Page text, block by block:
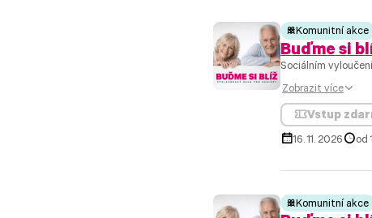
Komunitní akce
Buďme si
Sociálním
Zobrazit více
Vstup
16. 11. 2026 od
Komunitní akce